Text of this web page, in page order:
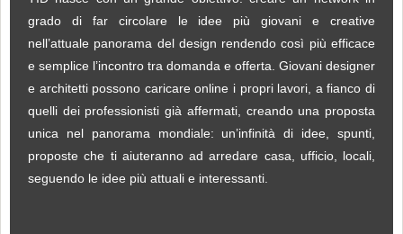
grado di far circolare le idee più giovani e creative
nell’attuale panorama del design rendendo così più efficace
e semplice l’incontro tra domanda e offerta. Giovani designer
e architetti possono caricare online i propri lavori, a fianco di
quelli dei professionisti già affermati, creando una proposta
unica nel panorama mondiale: un’infinità di idee, spunti,
proposte che ti aiuteranno ad arredare casa, ufficio, locali,
seguendo le idee più attuali e interessanti.